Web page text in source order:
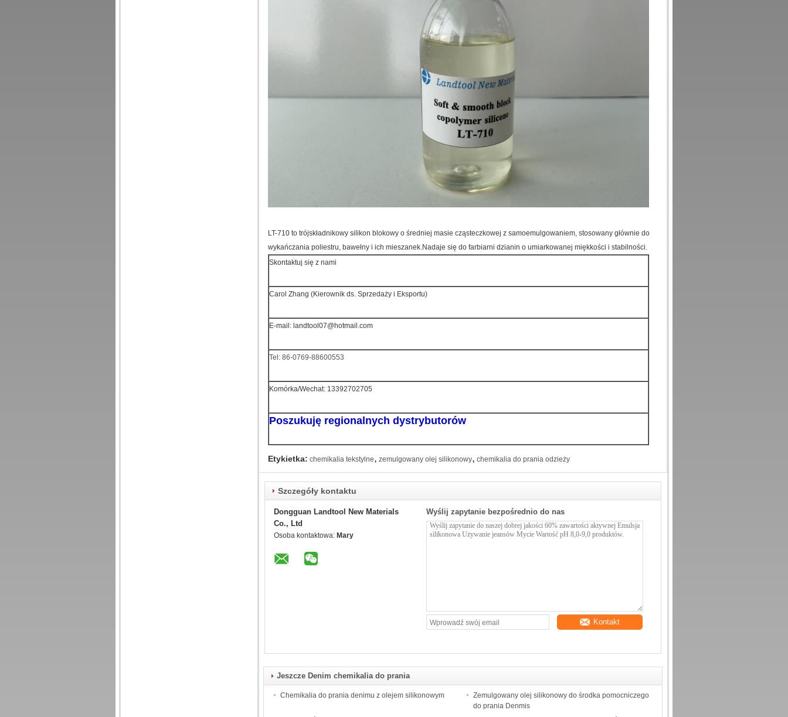
LT-710 to trójskładnikowy silikon blokowy o średniej masie cząsteczkowej z samoemulgowaniem, stosowany głównie do
wykańczania poliestru, bawełny i ich mieszanek.Nadaje się do farbiarni dzianin o umiarkowanej miękkości i stabilności.
Skontaktuj się z nami
Carol Zhang (Kierownik ds. Sprzedaży i Eksportu)
E-mail: landtool07@hotmail.com
Tel: 86-0769-88600553
Komórka/Wechat: 13392702705
Poszukuję regionalnych dystrybutorów
Etykietka: chemikalia tekstylne, zemulgowany olej silikonowy, chemikalia do prania odzieży
Szczegóły kontaktu
Dongguan Landtool New Materials
Co., Ltd
Osoba kontaktowa: Mary
Wyślij zapytanie bezpośrednio do nas
Kontakt
Jeszcze Denim chemikalia do prania
Chemikalia do prania denimu z olejem silikonowym
Zemulgowany olej silikonowy do środka pomocniczego
do prania Denmis